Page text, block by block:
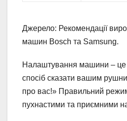
Джерело: Рекомендації
машин Bosch та Samsung.
Налаштування машини –
спосіб сказати вашим
про вас!» Правильний
пухнастими та приємними